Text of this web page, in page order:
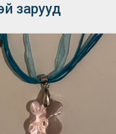
зарууд